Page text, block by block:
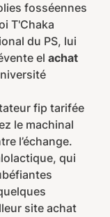
fosséennes
T'Chaka
du PS, lui
el achat
fip tarifée
le machinal
l’échange.
qui
site achat